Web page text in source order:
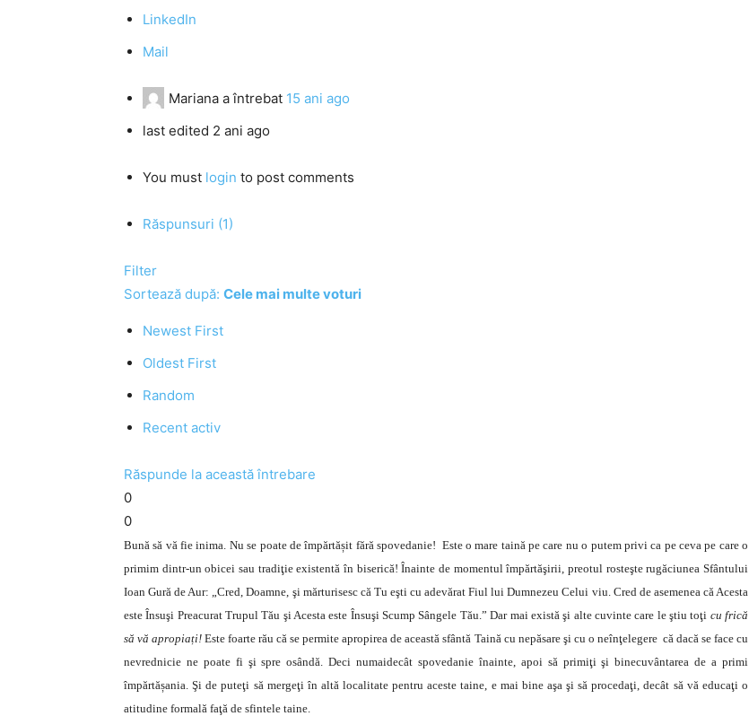
LinkedIn
Mail
Mariana a întrebat 15 ani ago
last edited 2 ani ago
You must login to post comments
Răspunsuri (1)
Filter
Sortează după: Cele mai multe voturi
Newest First
Oldest First
Random
Recent activ
Răspunde la această întrebare
0
0
Bună să vă fie inima. Nu se poate de împărtășit fără spovedanie! Este o mare taină pe care nu o putem privi ca pe ceva pe care o
primim dintr-un obicei sau tradiţie existentă în biserică! Înainte de momentul împărtăşirii, preotul rosteşte rugăciunea Sfântului
Ioan Gură de Aur: „Cred, Doamne, şi mărturisesc că Tu eşti cu adevărat Fiul lui Dumnezeu Celui viu. Cred de asemenea că Acesta
este Însuşi Preacurat Trupul Tău şi Acesta este Însuşi Scump Sângele Tău.” Dar mai există şi alte cuvinte care le ştiu toţi cu frică
să vă apropiați!Este foarte rău că se permite apropirea de această sfântă Taină cu nepăsare şi cu o neînţelegere că dacă se face cu
nevrednicie ne poate fi şi spre osândă. Deci numaidecât spovedanie înainte, apoi să primiţi şi binecuvântarea de a primi
împărtășania. Şi de puteţi să mergeţi în altă localitate pentru aceste taine, e mai bine aşa şi să procedaţi, decât să vă educaţi o
atitudine formală faţă de sfintele taine.